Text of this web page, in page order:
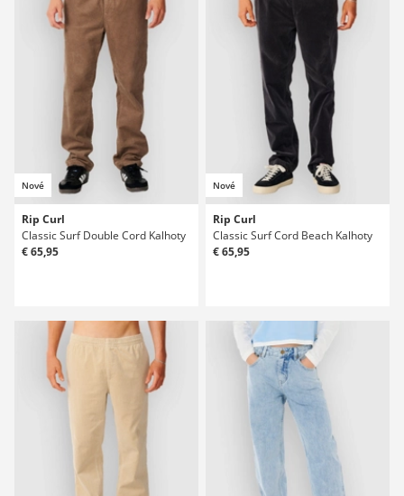
Nové
Rip Curl
Classic Surf Double Cord Kalhoty
€ 65,95
Nové
Rip Curl
Classic Surf Cord Beach Kalhoty
€ 65,95